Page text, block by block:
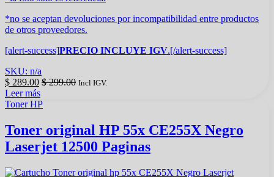
*no se aceptan devoluciones por incompatibilidad entre productos
de otros proveedores.
[alert-success]PRECIO INCLUYE IGV.[/alert-success]
SKU: n/a
$ 289.00 $299.00 Incl IGV.
Leer más
Toner HP
Toner original HP 55x CE255X Negro
Laserjet 12500 Paginas